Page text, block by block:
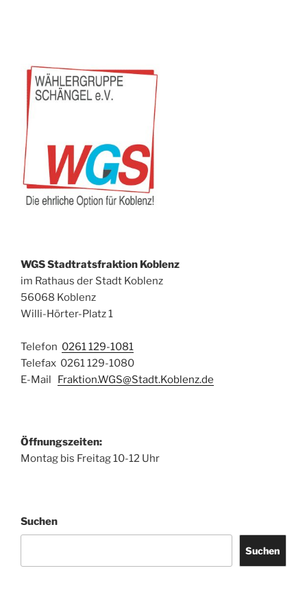
WGS Stadtratsfraktion Koblenz
im Rathaus der Stadt Koblenz
56068 Koblenz
Willi-Hörter-Platz 1
Telefon 0261 129-1081
Telefax 0261 129-1080
E-Mail Fraktion.WGS@Stadt.Koblenz.de
Öffnungszeiten:
Montag bis Freitag 10-12 Uhr
Suchen
Suchen